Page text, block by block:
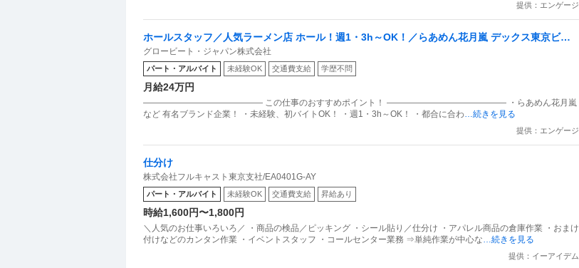
提供：エンゲージ
ホールスタッフ／人気ラーメン店 ホール！週1・3h～OK！／らあめん花月嵐 デックス東京ビー
チ店
グロービート・ジャパン株式会社
パート・アルバイト 未経験OK 交通費支給 学歴不問
月給24万円
―――――――――――――― この仕事のおすすめポイント！ ―――――――――――――― ・らあめん花月嵐
など 有名ブランド企業！ ・未経験、初バイトOK！ ・週1・3h～OK！ ・都合に合わ…続きを見る
提供：エンゲージ
仕分け
株式会社フルキャスト東京支社/EA0401G-AY
パート・アルバイト 未経験OK 交通費支給 昇給あり
時給1,600円〜1,800円
＼人気のお仕事いろいろ／ ・商品の検品／ピッキング ・シール貼り／仕分け ・アパレル商品の倉庫作業 ・おまけ
付けなどのカンタン作業 ・イベントスタッフ ・コールセンター業務 ⇒単純作業が中心な…続きを見る
提供：イーアイデム